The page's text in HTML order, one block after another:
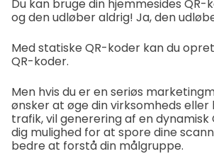
Du kan bruge din hjemmesides QR-
og den udløber aldrig! Ja, den
Med statiske QR-koder kan du
QR-koder.
Men hvis du er en seriøs
ønsker at øge din virksomheds eller
trafik, vil generering af en dynamisk
dig mulighed for at spore dine
bedre at forstå din målgruppe.